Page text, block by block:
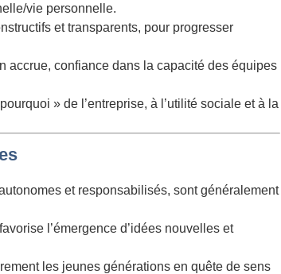
vie personnelle.
et transparents, pour progresser
accrue, confiance dans la capacité des équipes
» de l’entreprise, à l’utilité sociale et à la
et responsabilisés, sont généralement
l’émergence d’idées nouvelles et
les jeunes générations en quête de sens